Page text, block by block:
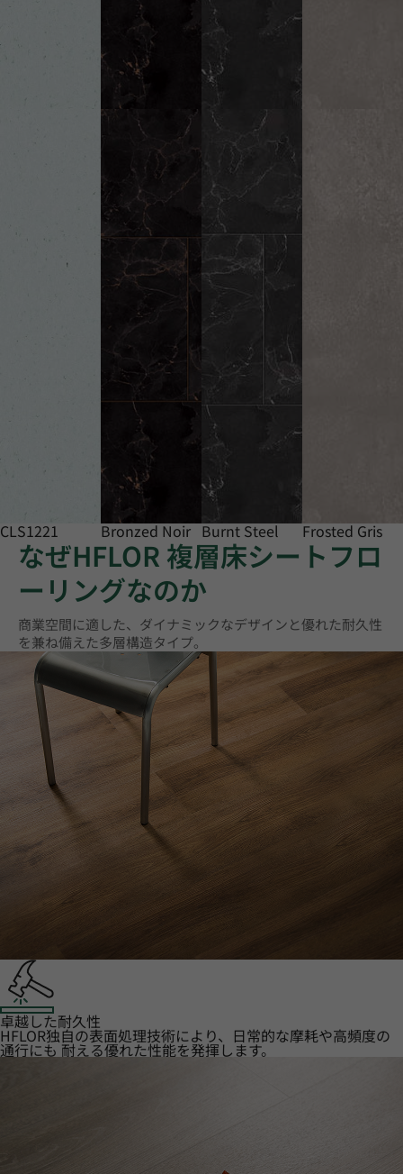
CLS1221 Bronzed Noir Burnt Steel Frosted Gris
なぜHFLOR 複層床シートフロ
ーリングなのか
商業空間に適した、ダイナミックなデザインと優れた耐久性
を兼ね備えた多層構造タイプ。
卓越した耐久性
HFLOR独自の表面処理技術により、日常的な摩耗や高頻度の
通行にも 耐える優れた性能を発揮します。